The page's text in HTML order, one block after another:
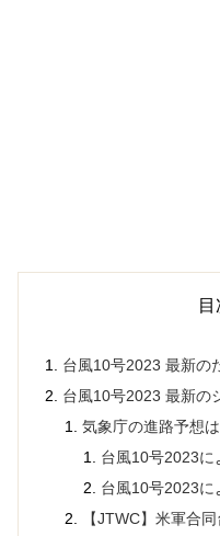
目
台風10号2023 最新の
台風10号2023 最新の
気象庁の進路予想は
台風10号2023に
台風10号2023に
【JTWC】米軍合